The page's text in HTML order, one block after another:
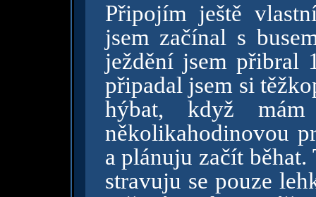
Připojím ještě
jsem začínal s
ježdění jsem přibral
připadal jsem si
hýbat, když
několikahodinovou
a plánuju začít
stravuju se pouze